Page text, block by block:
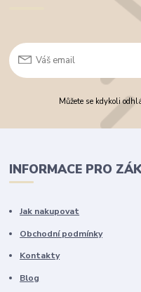
Můžete se kdykoli
INFORMACE PRO
Jak nakupovat
Obchodní podmínky
Kontakty
Blog